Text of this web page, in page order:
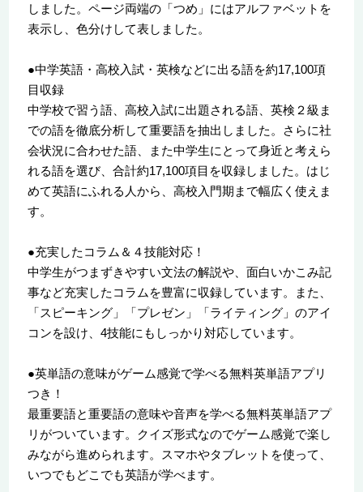
しました。ページ両端の「つめ」にはアルファベットを
表示し、色分けして表しました。
●中学英語・高校入試・英検などに出る語を約17,100項
目収録
中学校で習う語、高校入試に出題される語、英検２級ま
での語を徹底分析して重要語を抽出しました。さらに社
会状況に合わせた語、また中学生にとって身近と考えら
れる語を選び、合計約17,100項目を収録しました。はじ
めて英語にふれる人から、高校入門期まで幅広く使えま
す。
●充実したコラム＆４技能対応！
中学生がつまずきやすい文法の解説や、面白いかこみ記
事など充実したコラムを豊富に収録しています。また、
「スピーキング」「プレゼン」「ライティング」のアイ
コンを設け、4技能にもしっかり対応しています。
●英単語の意味がゲーム感覚で学べる無料英単語アプリ
つき！
最重要語と重要語の意味や音声を学べる無料英単語アプ
リがついています。クイズ形式なのでゲーム感覚で楽し
みながら進められます。スマホやタブレットを使って、
いつでもどこでも英語が学べます。